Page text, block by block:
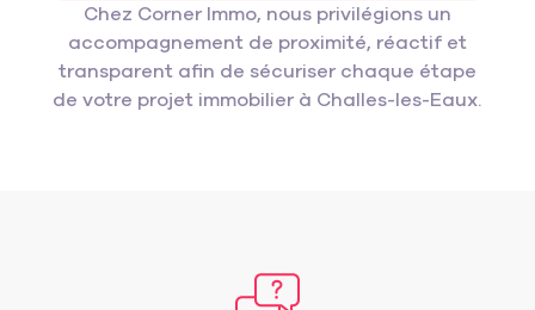
Chez Corner Immo, nous privilégions un
accompagnement de proximité, réactif et
transparent afin de sécuriser chaque étape
de votre projet immobilier à Challes-les-Eaux.